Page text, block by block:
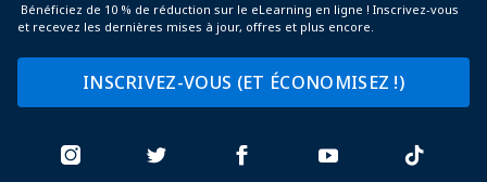
Bénéficiez de 10 % de réduction sur le eLearning en ligne ! Inscrivez-vous
et recevez les dernières mises à jour, offres et plus encore.
INSCRIVEZ-VOUS (ET ÉCONOMISEZ !)